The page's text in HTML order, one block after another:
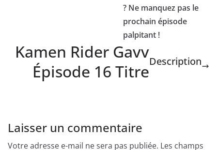
? Ne manquez pas le
prochain épisode
palpitant !
Kamen Rider Gavv
Épisode 16 TitreDescription
Laisser un commentaire
Votre adresse e-mail ne sera pas publiée. Les champs